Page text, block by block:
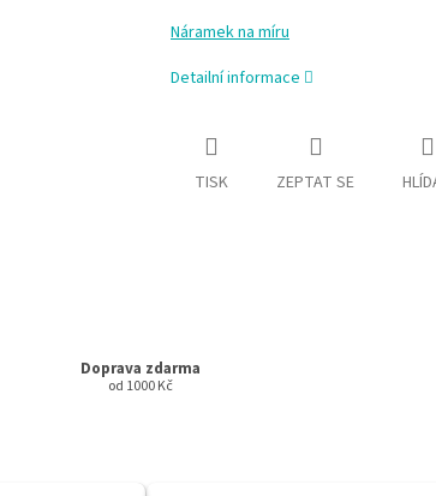
Náramek na míru
Detailní informace
TISK ZEPTAT SE
Doprava zdarma
od 1000 Kč